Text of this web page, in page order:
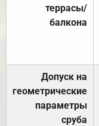
террасы/
балкона
Допуск на
геометрические
параметры
сруба